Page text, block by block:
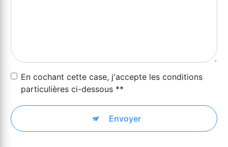
En cochant cette case, j'accepte les conditions
particulières ci-dessous **
Envoyer